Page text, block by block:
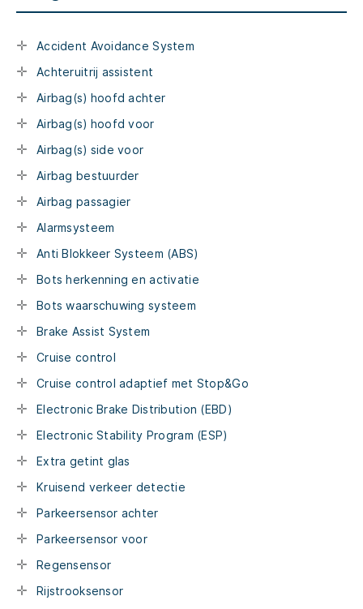
Accident Avoidance System
Achteruitrij assistent
Airbag(s) hoofd achter
Airbag(s) hoofd voor
Airbag(s) side voor
Airbag bestuurder
Airbag passagier
Alarmsysteem
Anti Blokkeer Systeem (ABS)
Bots herkenning en activatie
Bots waarschuwing systeem
Brake Assist System
Cruise control
Cruise control adaptief met Stop&Go
Electronic Brake Distribution (EBD)
Electronic Stability Program (ESP)
Extra getint glas
Kruisend verkeer detectie
Parkeersensor achter
Parkeersensor voor
Regensensor
Rijstrooksensor